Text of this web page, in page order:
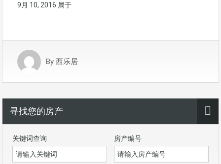
9月 10, 2016 属于
By 西乐居
寻找您的房产
关键词查询 房产编号